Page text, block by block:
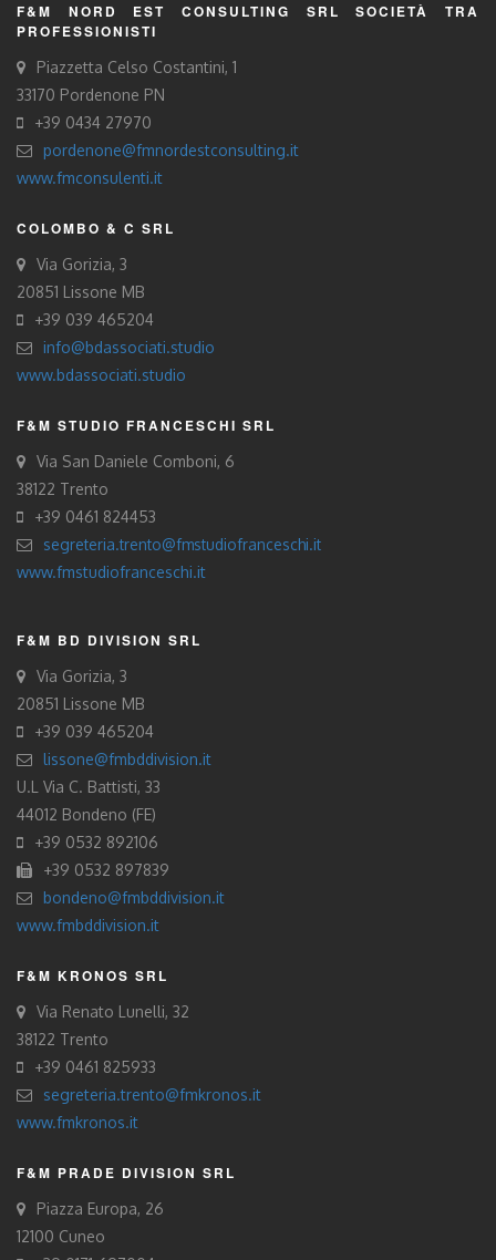
F&M NORD EST CONSULTING SRL SOCIETÀ TRA
PROFESSIONISTI
Piazzetta Celso Costantini, 1
33170 Pordenone PN
+39 0434 27970
pordenone@fmnordestconsulting.it
www.fmconsulenti.it
COLOMBO & C SRL
Via Gorizia, 3
20851 Lissone MB
+39 039 465204
info@bdassociati.studio
www.bdassociati.studio
F&M STUDIO FRANCESCHI SRL
Via San Daniele Comboni, 6
38122 Trento
+39 0461 824453
segreteria.trento@fmstudiofranceschi.it
www.fmstudiofranceschi.it
F&M BD DIVISION SRL
Via Gorizia, 3
20851 Lissone MB
+39 039 465204
lissone@fmbddivision.it
U.L Via C. Battisti, 33
44012 Bondeno (FE)
+39 0532 892106
+39 0532 897839
bondeno@fmbddivision.it
www.fmbddivision.it
F&M KRONOS SRL
Via Renato Lunelli, 32
38122 Trento
+39 0461 825933
segreteria.trento@fmkronos.it
www.fmkronos.it
F&M PRADE DIVISION SRL
Piazza Europa, 26
12100 Cuneo